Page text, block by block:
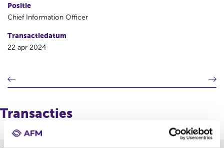
Positie
Chief Information Officer
Transactiedatum
22 apr 2024
o
g
e
r
V
o
n
d
Transacties